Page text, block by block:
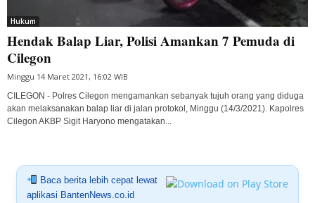
Hukum
Hendak Balap Liar, Polisi Amankan 7 Pemuda di
Cilegon
Minggu 14 Maret 2021, 16:02 WIB
CILEGON - Polres Cilegon mengamankan sebanyak tujuh orang yang diduga
akan melaksanakan balap liar di jalan protokol, Minggu (14/3/2021). Kapolres
Cilegon AKBP Sigit Haryono mengatakan...
Baca berita lebih cepat lewat
aplikasi BantenNews.co.id